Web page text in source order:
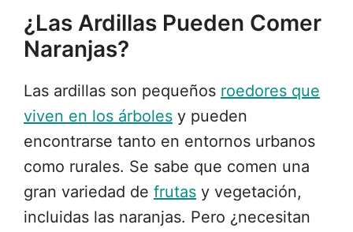
¿Las Ardillas Pueden Comer
Naranjas?
Las ardillas son pequeños roedores que
viven en los árboles y pueden
encontrarse tanto en entornos urbanos
como rurales. Se sabe que comen una
gran variedad de frutas y vegetación,
incluidas las naranjas. Pero ¿necesitan